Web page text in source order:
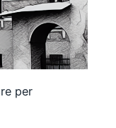
per